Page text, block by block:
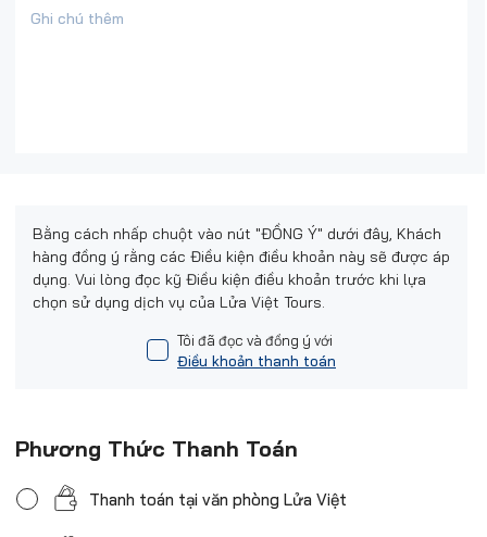
Bằng cách nhấp chuột vào nút "ĐỒNG Ý" dưới đây, Khách
hàng đồng ý rằng các Điều kiện điều khoản này sẽ được áp
dụng. Vui lòng đọc kỹ Điều kiện điều khoản trước khi lựa
chọn sử dụng dịch vụ của Lửa Việt Tours.
Tôi đã đọc và đồng ý với
Điều khoản thanh toán
Phương Thức Thanh Toán
Thanh toán tại văn phòng Lửa Việt